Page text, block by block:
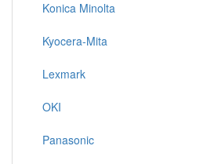
Konica Minolta
Kyocera-Mita
Lexmark
OKI
Panasonic